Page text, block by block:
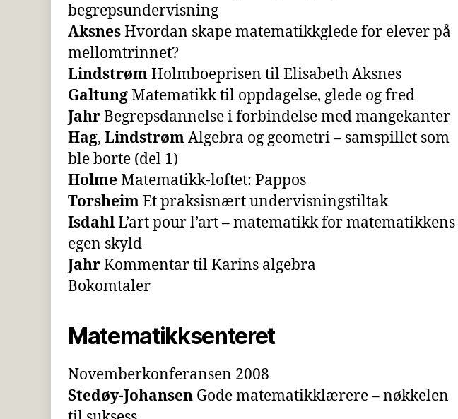
begrepsundervisning
AksnesHvordan skape matematikkglede for elever på
mellomtrinnet?
LindstrømHolmboeprisen til Elisabeth Aksnes
GaltungMatematikk til oppdagelse, glede og fred
JahrBegrepsdannelse i forbindelse med mangekanter
Hag, LindstrømAlgebra og geometri – samspillet som
ble borte (del 1)
HolmeMatematikk-loftet: Pappos
TorsheimEt praksisnært undervisningstiltak
IsdahlL’art pour l’art – matematikk for matematikkens
egen skyld
JahrKommentar til Karins algebra
Bokomtaler
Matematikksenteret
Novemberkonferansen 2008
Stedøy-Johansen Gode matematikklærere – nøkkelen